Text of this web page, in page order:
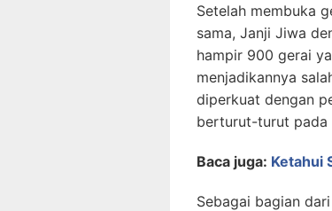
Setelah membuka
sama, Janji Jiwa
hampir 900 gerai
menjadikannya
diperkuat dengan
berturut-turut pada
Baca juga: Ketahui
Sebagai bagian